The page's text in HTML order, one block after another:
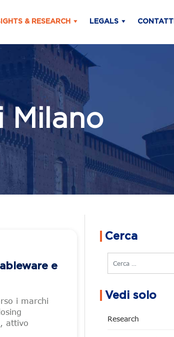
& RESEARCH LEGALS CONTATTI
Milano
e
i marchi
attivo
Cerca
Cerca
Vedi solo
Research